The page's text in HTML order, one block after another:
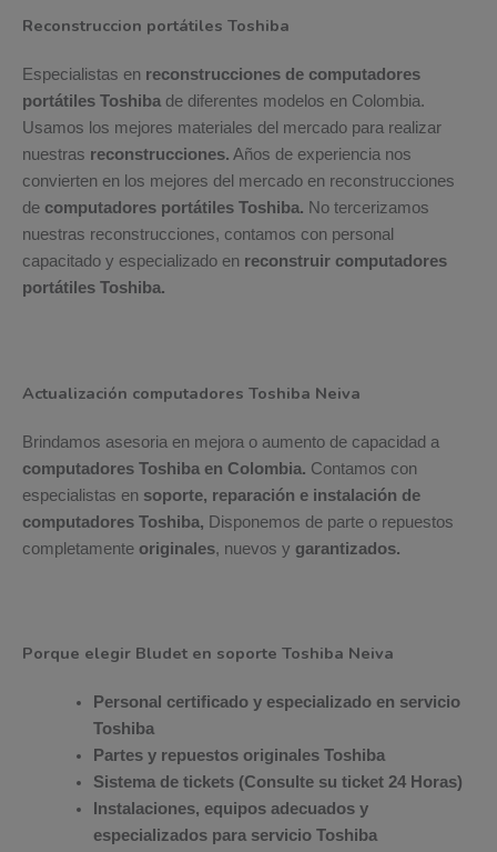
Reconstruccion portátiles Toshiba
Especialistas en reconstrucciones de computadores
portátiles Toshiba de diferentes modelos en Colombia.
Usamos los mejores materiales del mercado para realizar
nuestras reconstrucciones. Años de experiencia nos
convierten en los mejores del mercado en reconstrucciones
de computadores portátiles Toshiba. No tercerizamos
nuestras reconstrucciones, contamos con personal
capacitado y especializado en reconstruir computadores
portátiles Toshiba.
Actualización computadores Toshiba Neiva
Brindamos asesoria en mejora o aumento de capacidad a
computadores Toshiba en Colombia. Contamos con
especialistas en soporte, reparación e instalación de
computadores Toshiba, Disponemos de parte o repuestos
completamente originales, nuevos y garantizados.
Porque elegir Bludet en soporte Toshiba Neiva
Personal certificado y especializado en servicio
Toshiba
Partes y repuestos originales Toshiba
Sistema de tickets (Consulte su ticket 24 Horas)
Instalaciones, equipos adecuados y
especializados para servicio Toshiba